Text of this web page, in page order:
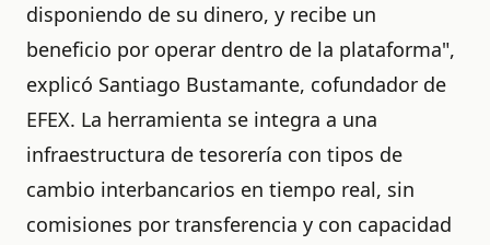
disponiendo de su dinero, y recibe un
beneficio por operar dentro de la plataforma",
explicó Santiago Bustamante, cofundador de
EFEX. La herramienta se integra a una
infraestructura de tesorería con tipos de
cambio interbancarios en tiempo real, sin
comisiones por transferencia y con capacidad